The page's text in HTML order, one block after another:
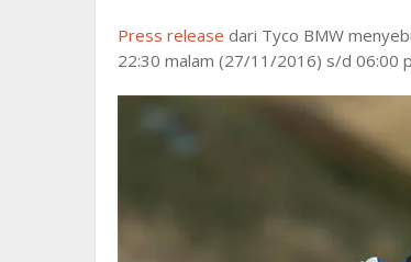
Press release dari Tyco BMW
22:30 malam (27/11/2016) s/d 06:00